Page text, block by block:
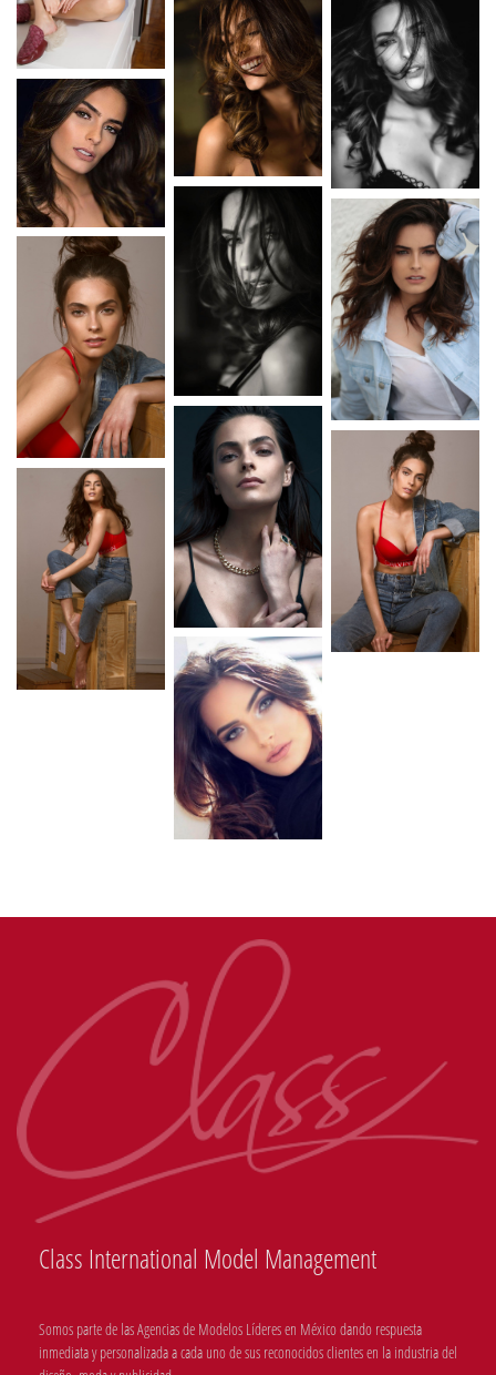
Class International Model Management
Somos parte de las Agencias de Modelos Líderes en México dando respuesta
inmediata y personalizada a cada uno de sus reconocidos clientes en la industria del